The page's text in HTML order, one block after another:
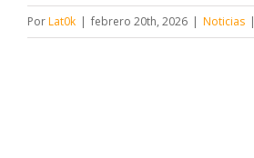
PorLat0k | febrero 20th, 2026 | Noticias |